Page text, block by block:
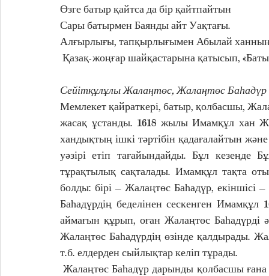
Өзге батыр қайтса да бір қайтпайтын
Сары батырмен Баянды айт Уақтағы.
Алғырлығы, тапқырлығымен Абылай ханның
Қазақ-жоңғар шайқастарына қатысып,
Сейітқұлұлы Жалаңтөс, Жалаңтөс Баһадүр
Мемлекет қайраткері, батыр, қолбасшы,
жасақ ұстанды. 1618 жылы Имамқұл хан
хандықтың ішкі тәртібін қадағалайтын
уәзірі етіп тағайындайды. Бұл кезеңде
тұрақтылық сақталады. Имамқұл тақта
болды: бірі – Жалаңтөс Баһадүр, екіншісі
Баһадүрдің беделінен сескенген
аймағын құрып, оған Жалаңтөс Баһадүрді
Жалаңтөс Баһадүрдің өзінде қалдырады.
т.б. елдерден сыйлықтар келіп тұрады.
Жалаңтөс Баһадүр дарынды қолбасшы ғана емес, ол ұлы сәулет өнерінің де қамқоршысы бола